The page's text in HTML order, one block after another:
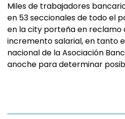
Miles de trabajadores
en 53 seccionales de todo el
en la city porteña en reclamo
incremento salarial, en tanto
nacional de la Asociación
anoche para determinar